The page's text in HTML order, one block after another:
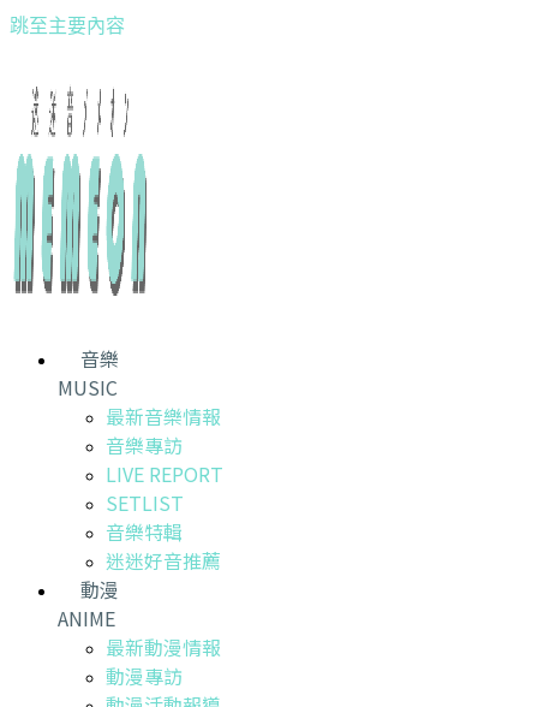
跳至主要內容
音樂
MUSIC
最新音樂情報
音樂專訪
LIVE REPORT
SETLIST
音樂特輯
迷迷好音推薦
動漫
ANIME
最新動漫情報
動漫專訪